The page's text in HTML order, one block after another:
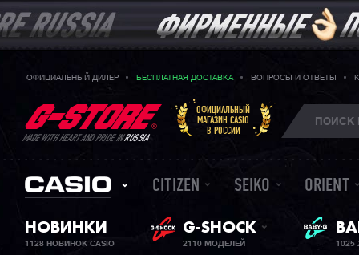
ОФИЦИАЛЬНЫЙ ДИЛЕР БЕСПЛАТНАЯ ДОСТАВКА ВОПРОСЫ И ОТВЕТЫ
MADE WITH HEART AND PRIDE INRUSSIA
ОФИЦИАЛЬНЫЙ
МАГАЗИН CASIO
В РОССИИ
CITIZEN SEIKO ORIENT
НОВИНКИ
1128 НОВИНОК CASIO
G-SHOCK
2110 МОДЕЛЕЙ